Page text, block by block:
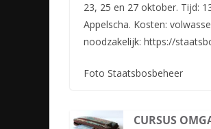
23, 25 en 27 oktober. Tijd:
Appelscha. Kosten:
noodzakelijk: https://
Foto Staatsbosbeheer
CURSUS